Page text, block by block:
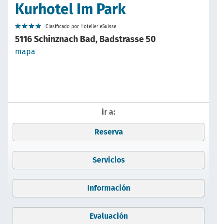
Kurhotel Im Park
Clasificado por HotellerieSuisse
5116 Schinznach Bad, Badstrasse 50
mapa
ir a:
Reserva
Servicios
Información
Evaluación